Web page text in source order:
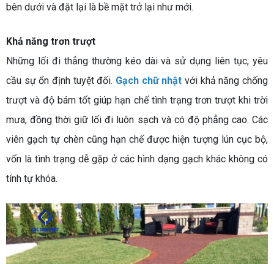
bên dưới và đặt lại là bề mặt trở lại như mới.
Khả năng trơn trượt
Những lối đi thẳng thường kéo dài và sử dụng liên tục, yêu
cầu sự ổn định tuyệt đối. Gạch chữ nhật với khả năng chống
trượt và độ bám tốt giúp hạn chế tình trạng trơn trượt khi trời
mưa, đồng thời giữ lối đi luôn sạch và có độ phẳng cao. Các
viên gạch tự chèn cũng hạn chế được hiện tượng lún cục bộ,
vốn là tình trạng dễ gặp ở các hình dạng gạch khác không có
tính tự khóa.